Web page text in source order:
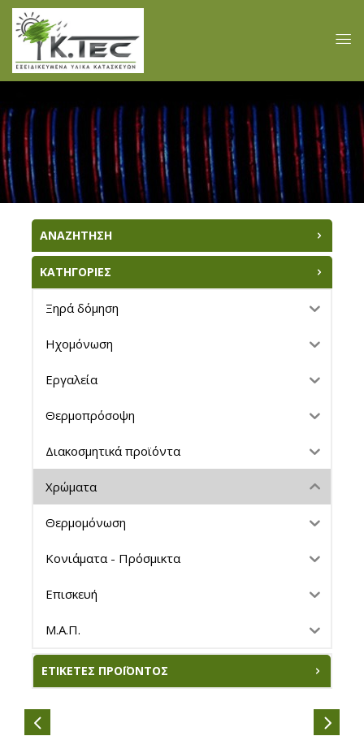
ΑΝΑΖΗΤΗΣΗ
ΚΑΤΗΓΟΡΙΕΣ
Ξηρά δόμηση
Ηχομόνωση
Εργαλεία
Θερμοπρόσοψη
Διακοσμητικά προϊόντα
Χρώματα
Θερμομόνωση
Κονιάματα - Πρόσμικτα
Επισκευή
Μ.Α.Π.
ΕΤΙΚΈΤΕΣ ΠΡΟΪΌΝΤΟΣ